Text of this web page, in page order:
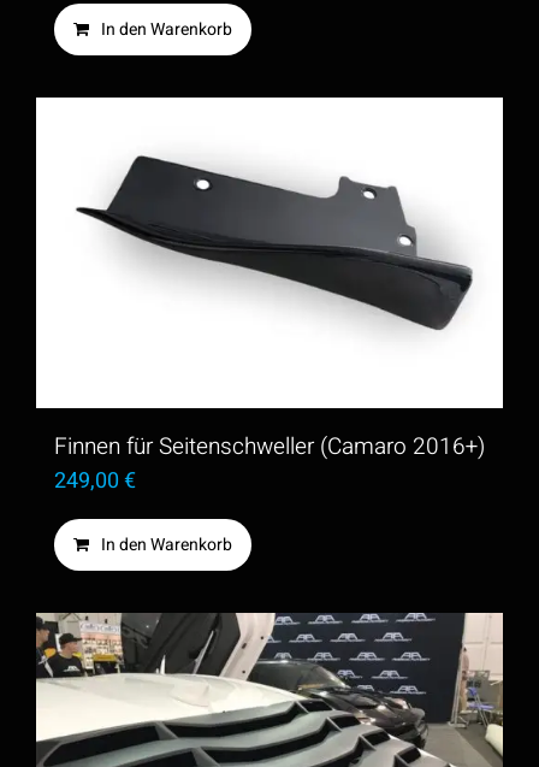
In den Warenkorb
Finnen für Seitenschweller (Camaro 2016+)
249,00€
In den Warenkorb